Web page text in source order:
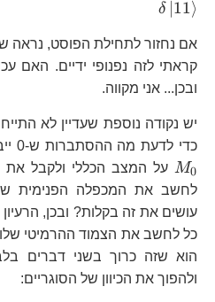
δ 11⟩
אם נחזור לתחילת הפוסט, נראה
קראתי לזה נפנופי ידיים. האם
ובכן... אני מקווה.
יש נקודה נוספת שעדיין לא
כדי לדעת מה ההסתברות ש-0 ייבחר, לא מספיק להפעיל את
M0 על המצב הכללי ולקבל את
לחשב את המכפלה הפנימית
עושים את זה בקלות? ובכן,
כל לחשב את הצמוד ההרמיטי
הוא שזה כרוך בשני דברים
ולהפוך את הכיוון של הסוגריים: